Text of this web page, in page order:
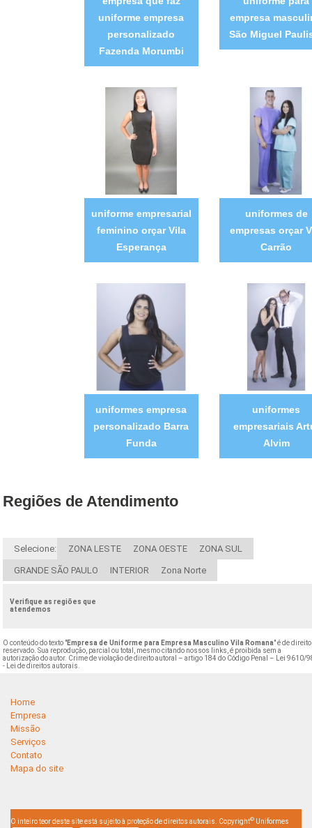
uniforme empresa
personalizado
Fazenda Morumbi
empresa
São Miguel
uniforme empresarial
feminino orçar Vila
Esperança
uniformes de
empresas orçar
Carrão
uniformes empresa
personalizado Barra
Funda
uniformes
empresariais
Alvim
Regiões de Atendimento
Selecione: ZONA LESTE ZONA OESTE ZONA SUL
GRANDE SÃO PAULO INTERIOR Zona Norte
Verifique as regiões que
atendemos
O conteúdo do texto "Empresa de Uniforme para Empresa Masculino Vila Romana" é de direito
reservado. Sua reprodução, parcial ou total, mesmo citando nossos links, é proibida sem a
autorização do autor. Crime de violação de direito autoral – artigo 184 do Código Penal –
Lei 9610/
- Lei de direitos autorais
Home
Empresa
Missão
Serviços
Contato
Mapa do site
O inteiro teor deste site está sujeito à proteção de direitos autorais. Copyright© Uniformes